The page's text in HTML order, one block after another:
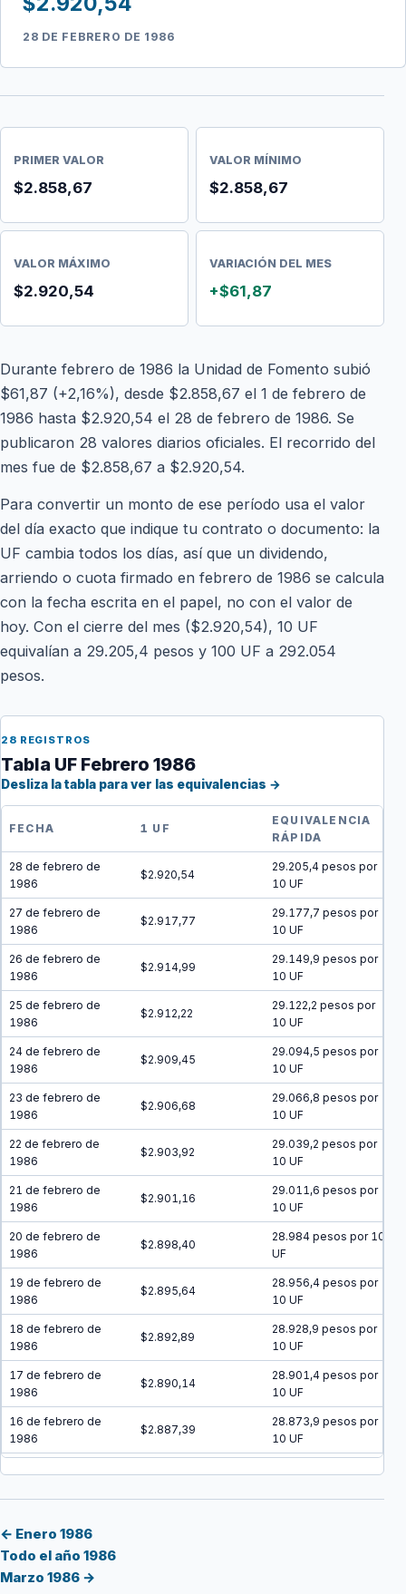
28 DE FEBRERO DE 1986
PRIMER VALOR
$2.858,67
VALOR MÍNIMO
$2.858,67
VALOR MÁXIMO
$2.920,54
VARIACIÓN DEL MES
+$61,87
Durante febrero de 1986 la Unidad de Fomento subió
$61,87 (+2,16%), desde $2.858,67 el 1 de febrero de
1986 hasta $2.920,54 el 28 de febrero de 1986. Se
publicaron 28 valores diarios oficiales. El recorrido del
mes fue de $2.858,67 a $2.920,54.
Para convertir un monto de ese período usa el valor
del día exacto que indique tu contrato o documento: la
UF cambia todos los días, así que un dividendo,
arriendo o cuota firmado en febrero de 1986 se calcula
con la fecha escrita en el papel, no con el valor de
hoy. Con el cierre del mes ($2.920,54), 10 UF
equivalían a 29.205,4 pesos y 100 UF a 292.054
pesos.
28 REGISTROS
Tabla UF Febrero 1986
Desliza la tabla para ver las equivalencias →
FECHA 1 UF
EQUIVALENCIA
RÁPIDA
28 de febrero de
1986
$2.920,54
29.205,4 pesos por
10 UF
27 de febrero de
1986
$2.917,77
29.177,7 pesos por
10 UF
26 de febrero de
1986
$2.914,99
29.149,9 pesos por
10 UF
25 de febrero de
1986
$2.912,22
29.122,2 pesos por
10 UF
24 de febrero de
1986
$2.909,45
29.094,5 pesos por
10 UF
23 de febrero de
1986
$2.906,68
29.066,8 pesos por
10 UF
22 de febrero de
1986
$2.903,92
29.039,2 pesos por
10 UF
21 de febrero de
1986
$2.901,16
29.011,6 pesos por
10 UF
20 de febrero de
1986
$2.898,40
28.984 pesos por 10
UF
19 de febrero de
1986
$2.895,64
28.956,4 pesos por
10 UF
18 de febrero de
1986
$2.892,89
28.928,9 pesos por
10 UF
17 de febrero de
1986
$2.890,14
28.901,4 pesos por
10 UF
16 de febrero de
1986
$2.887,39
28.873,9 pesos por
10 UF
$2.884,64
1986
13 de febrero de
1986
← Enero 1986
Todo el año 1986
Marzo 1986 →